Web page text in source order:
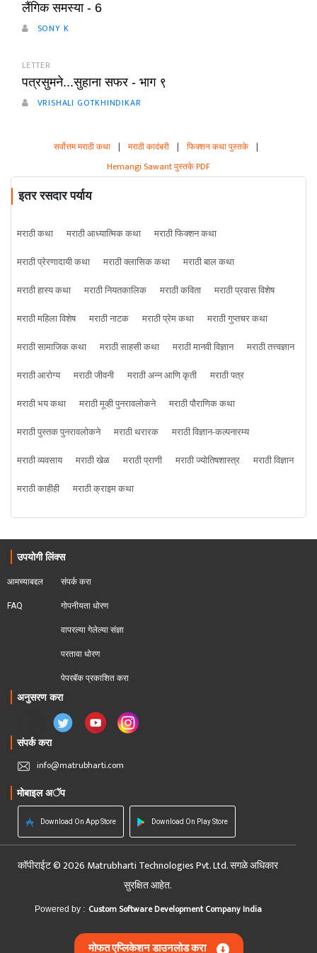
लैंगिक समस्या - 6
SONY K
LETTER
पत्रसुमने...सुहाना सफर - भाग ९
VRISHALI GOTKHINDIKAR
सर्वोत्तम मराठी कथा | मराठी कादंबरी | फिक्शन कथा पुस्तके |
Hemangi Sawant पुस्तके PDF
इतर रसदार पर्याय
मराठी कथा मराठी आध्यात्मिक कथा
मराठी फिक्शन कथा
मराठी प्रेरणादायी कथा
मराठी क्लासिक कथा
मराठी बाल कथा
मराठी हास्य कथा
मराठी नियतकालिक मराठी कविता
मराठी प्रवास विशेष
मराठी महिला विशेष
मराठी नाटक मराठी प्रेम कथा
मराठी गुप्तचर कथा
मराठी सामाजिक कथा
मराठी साहसी कथा मराठी मानवी विज्ञान
मराठी तत्त्वज्ञान
मराठी आरोग्य
मराठी जीवनी मराठी अन्न आणि कृती
मराठी पत्र
मराठी भय कथा
मराठी मूव्ही पुनरावलोकने
मराठी पौराणिक कथा
मराठी पुस्तक पुनरावलोकने
मराठी थरारक
मराठी विज्ञान-कल्पनारम्य
मराठी व्यवसाय
मराठी खेळ मराठी प्राणी मराठी ज्योतिषशास्त्र
मराठी विज्ञान
मराठी काहीही
मराठी क्राइम कथा
उपयोगी लिंक्स
आमच्याबद्दल
FAQ
संपर्क करा
गोपनीयता धोरण
वापरल्या गेलेल्या संज्ञा
परतावा धोरण
पेपरबॅक प्रकाशित करा
अनुसरण करा
संपर्क करा
info@matrubharti.com
मोबाइल अॅप
Download On App Store Download On Play Store
कॉपीराईट © 2026 Matrubharti Technologies Pvt. Ltd. सगळे अधिकार
सुरक्षित आहेत.
Powered by : Custom Software Development Company India
मोफत एप्लिकेशन डाउनलोड करा